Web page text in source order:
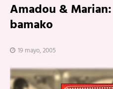
Amadou &
bamako
19 mayo, 2005